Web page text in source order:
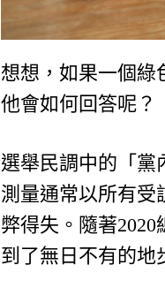
想想，如果一個綠
他會如何回答呢？
選舉民調中的「黨
測量通常以所有受
弊得失。隨著
到了無日不有的地